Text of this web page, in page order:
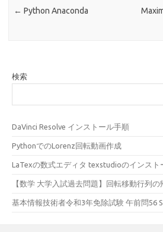
← Python Anaconda
検索
DaVinci Resolve インストール手順
PythonでのLorenz回転動画作成
LaTexの数式エディタ texstudioのインスト
【数学 大学入試過去問題】回転移動行列
基本情報技術者令和3年免除試験 午前問56